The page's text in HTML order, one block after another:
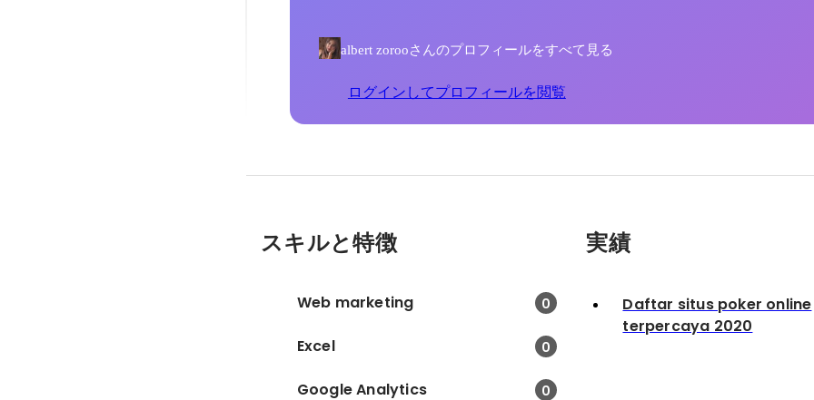
albert zorooさんのプロフィールをすべて見る
ログインしてプロフィールを閲覧
スキルと特徴
Web marketing 0
Excel 0
Google Analytics 0
実績
Daftar situs poker online
terpercaya 2020